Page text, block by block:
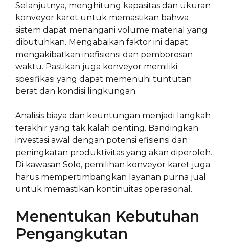
Selanjutnya, menghitung kapasitas dan ukuran
konveyor karet untuk memastikan bahwa
sistem dapat menangani volume material yang
dibutuhkan. Mengabaikan faktor ini dapat
mengakibatkan inefisiensi dan pemborosan
waktu. Pastikan juga konveyor memiliki
spesifikasi yang dapat memenuhi tuntutan
berat dan kondisi lingkungan.
Analisis biaya dan keuntungan menjadi langkah
terakhir yang tak kalah penting. Bandingkan
investasi awal dengan potensi efisiensi dan
peningkatan produktivitas yang akan diperoleh.
Di kawasan Solo, pemilihan konveyor karet juga
harus mempertimbangkan layanan purna jual
untuk memastikan kontinuitas operasional.
Menentukan Kebutuhan
Pengangkutan